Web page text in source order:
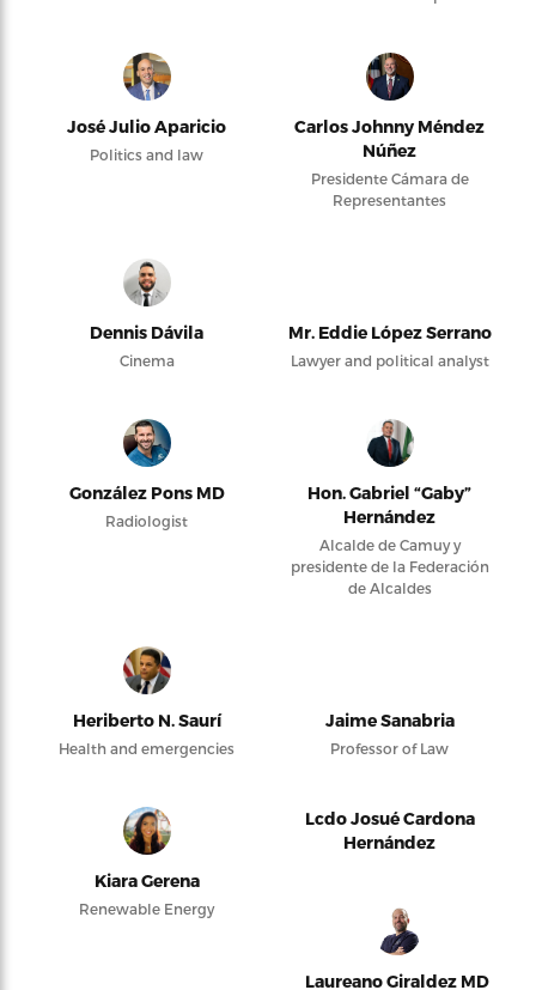
José Julio Aparicio
Politics and law
Carlos Johnny Méndez
Núñez
Presidente Cámara de
Representantes
Dennis Dávila
Cinema
Mr. Eddie López Serrano
Lawyer and political analyst
González Pons MD
Radiologist
Hon. Gabriel “Gaby”
Hernández
Alcalde de Camuy y
presidente de la Federación
de Alcaldes
Heriberto N. Saurí
Health and emergencies
Jaime Sanabria
Professor of Law
Kiara Gerena
Renewable Energy
Lcdo Josué Cardona
Hernández
Laureano Giraldez MD